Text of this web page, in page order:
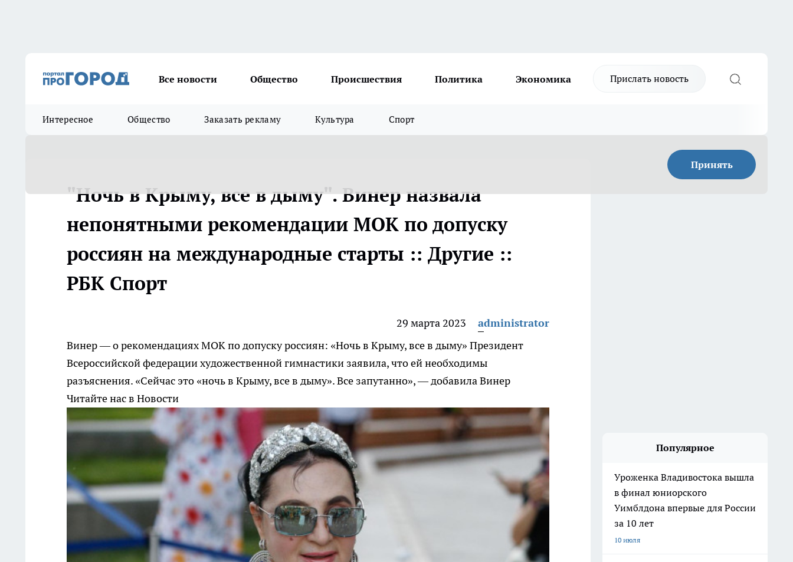
Все новости Общество Происшествия Политика Экономика Прислать новость
Интересное Общество Заказать рекламу Культура Спорт
Принять
"Ночь в Крыму, все в дыму". Винер назвала
непонятными рекомендации МОК по допуску
россиян на международные старты :: Другие ::
РБК Спорт
29 марта 2023
administrator
Винер — о рекомендациях МОК по допуску россиян: «Ночь в Крыму, все в дыму» Президент
Всероссийской федерации художественной гимнастики заявила, что ей необходимы
разъяснения. «Сейчас это «ночь в Крыму, все в дыму». Все запутанно», — добавила Винер
Читайте нас в Новости
Популярное
Уроженка Владивостока вышла
в финал юниорского
Уимблдона впервые для России
за 10 лет
10 июля